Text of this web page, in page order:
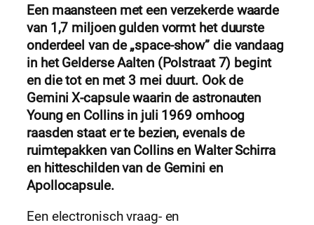
Een maansteen met een verzekerde waarde
van 1,7 miljoen gulden vormt het duurste
onderdeel van de „space-show” die vandaag
in het Gelderse Aalten (Polstraat 7) begint
en die tot en met 3 mei duurt. Ook de
Gemini X-capsule waarin de astronauten
Young en Collins in juli 1969 omhoog
raasden staat er te bezien, evenals de
ruimtepakken van Collins en Walter Schirra
en hitteschilden van de Gemini en
Apollocapsule.
Een electronisch vraag- en